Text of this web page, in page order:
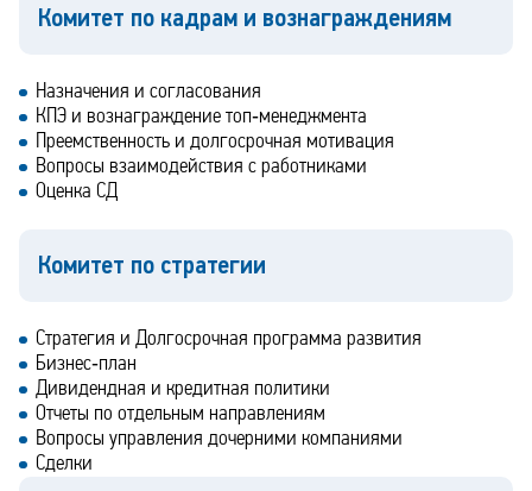
Комитет по кадрам и вознаграждениям
Назначения и согласования
КПЭ и вознаграждение топ‑менеджмента
Преемственность и долгосрочная мотивация
Вопросы взаимодействия с работниками
Оценка СД
Комитет по стратегии
Стратегия и Долгосрочная программа развития
Бизнес‑план
Дивидендная и кредитная политики
Отчеты по отдельным направлениям
Вопросы управления дочерними компаниями
Сделки